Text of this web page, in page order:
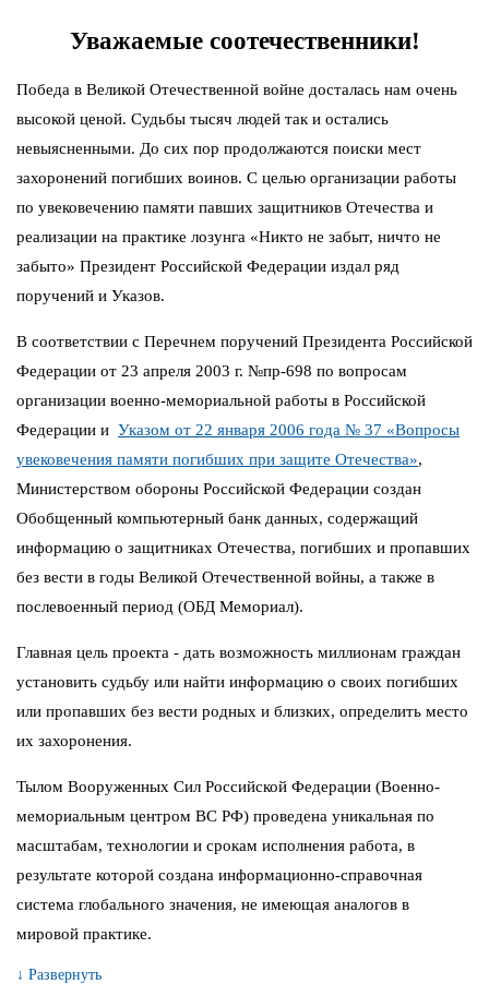
Уважаемые соотечественники!
Победа в Великой Отечественной войне досталась нам очень
высокой ценой. Судьбы тысяч людей так и остались
невыясненными. До сих пор продолжаются поиски мест
захоронений погибших воинов. С целью организации работы
по увековечению памяти павших защитников Отечества и
реализации на практике лозунга «Никто не забыт, ничто не
забыто» Президент Российской Федерации издал ряд
поручений и Указов.
В соответствии с Перечнем поручений Президента Российской
Федерации от 23 апреля 2003 г. №пр-698 по вопросам
организации военно-мемориальной работы в Российской
Федерации и Указом от 22 января 2006 года № 37 «Вопросы
увековечения памяти погибших при защите Отечества»,
Министерством обороны Российской Федерации создан
Обобщенный компьютерный банк данных, содержащий
информацию о защитниках Отечества, погибших и пропавших
без вести в годы Великой Отечественной войны, а также в
послевоенный период (ОБД Мемориал).
Главная цель проекта - дать возможность миллионам граждан
установить судьбу или найти информацию о своих погибших
или пропавших без вести родных и близких, определить место
их захоронения.
Тылом Вооруженных Сил Российской Федерации (Военно-
мемориальным центром ВС РФ) проведена уникальная по
масштабам, технологии и срокам исполнения работа, в
результате которой создана информационно-справочная
система глобального значения, не имеющая аналогов в
мировой практике.
↓ Развернуть